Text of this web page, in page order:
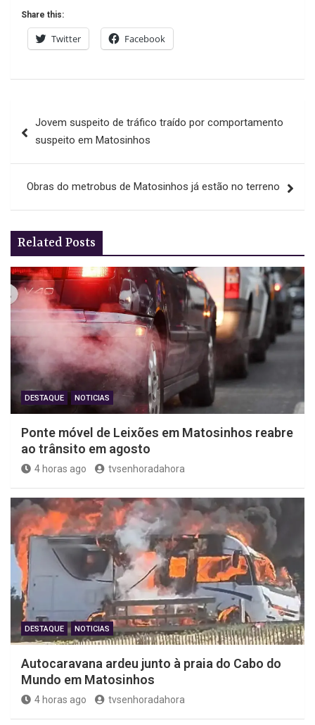
Share this:
Twitter Facebook
de
Jovem suspeito de tráfico traído por comportamento
suspeito em Matosinhos
Obras do metrobus de Matosinhos já estão no terreno
Related Posts
DESTAQUE NOTICIAS
Ponte móvel de Leixões em Matosinhos reabre
ao trânsito em agosto
4 horas ago tvsenhoradahora
DESTAQUE NOTICIAS
Autocaravana ardeu junto à praia do Cabo do
Mundo em Matosinhos
4 horas ago tvsenhoradahora